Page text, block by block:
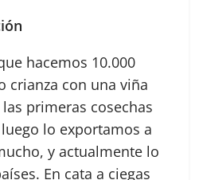
hacemos 10.000
crianza con una viña
primeras cosechas
lo exportamos a
y actualmente lo
En cata a ciegas